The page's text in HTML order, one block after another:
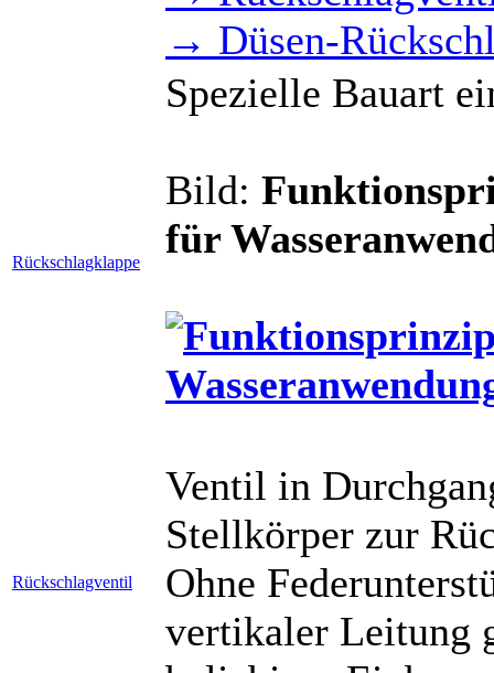
→ Düsen-
Rückschlagklappe
Spezielle Bauart
Bild:
für
Rückschlagventil
Ventil in
Stellkörper zur
Ohne
vertikaler Leitung